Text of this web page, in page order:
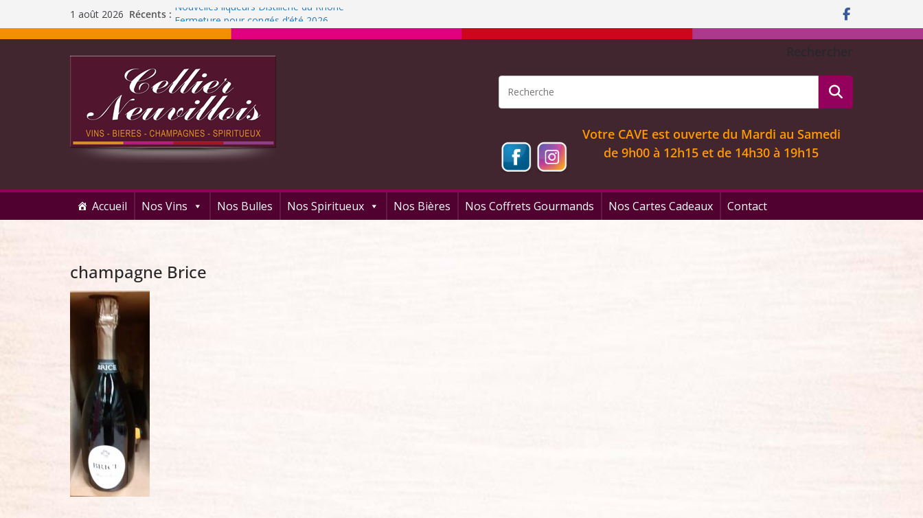
1 août 2026 Récents : Nouvelles liqueurs Distillerie du Rhône
Fermeture pour congés d’été 2026
Liqueur Jacoulot : nouveau parfum!
C’est l’été ! Soleil
et ROSÉ
Journée Dégustation : Rhums arrangés
Rechercher
Votre CAVE est ouverte du Mardi au Samedi
de 9h00 à 12h15 et de 14h30 à 19h15
Accueil Nos Vins Nos Bulles Nos Spiritueux Nos Bières Nos Coffrets Gourmands Nos Cartes Cadeaux Contact
champagne Brice